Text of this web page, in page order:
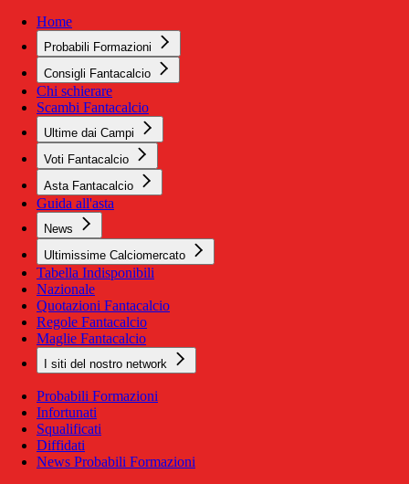
Home
Probabili Formazioni
Consigli Fantacalcio
Chi schierare
Scambi Fantacalcio
Ultime dai Campi
Voti Fantacalcio
Asta Fantacalcio
Guida all'asta
News
Ultimissime Calciomercato
Tabella Indisponibili
Nazionale
Quotazioni Fantacalcio
Regole Fantacalcio
Maglie Fantacalcio
I siti del nostro network
Probabili Formazioni
Infortunati
Squalificati
Diffidati
News Probabili Formazioni